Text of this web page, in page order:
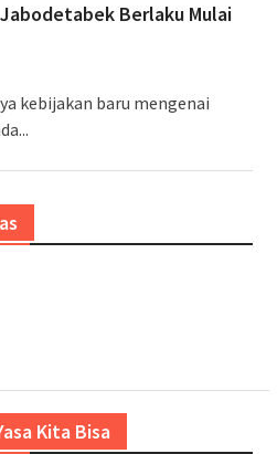
Berlaku Mulai
kebijakan baru mengenai
Kita Bisa